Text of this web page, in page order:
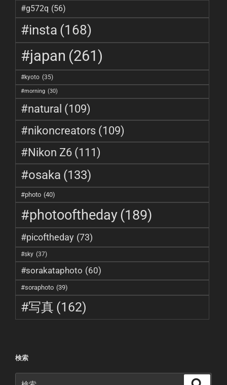
#g572q (56)
#insta (168)
#japan (261)
#kyoto (35)
#morning (30)
#natural (109)
#nikoncreators (109)
#Nikon Z6 (111)
#osaka (133)
#photo (40)
#photooftheday(189)
#picoftheday (73)
#sky (37)
#sorakataphoto (60)
#soraphoto (39)
#写真 (162)
検索